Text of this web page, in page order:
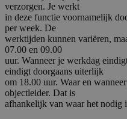
verzorgen. Je werkt
in deze functie voornamelijk
per week. De
werktijden kunnen variëren,
07.00 en 09.00
uur. Wanneer je werkdag
eindigt doorgaans uiterlijk
om 18.00 uur. Waar en
objectleider. Dat is
afhankelijk van waar het nodig